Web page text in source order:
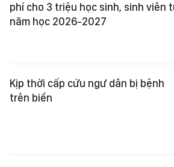
phí cho 3 triệu học sinh, sinh viên
năm học 2026-2027
Kịp thời cấp cứu ngư dân bị bệnh
trên biển